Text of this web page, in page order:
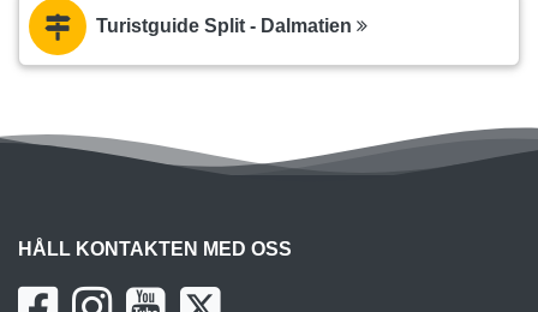
Turistguide Split - Dalmatien
HÅLL KONTAKTEN MED OSS